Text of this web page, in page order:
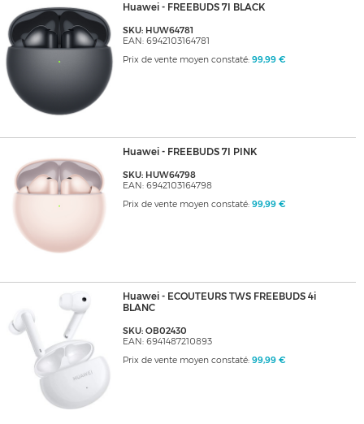
Huawei - FREEBUDS 7I BLACK
SKU: HUW64781
EAN: 6942103164781
Prix de vente moyen constaté: 99,99 €
Huawei - FREEBUDS 7I PINK
SKU: HUW64798
EAN: 6942103164798
Prix de vente moyen constaté: 99,99 €
Huawei - ECOUTEURS TWS FREEBUDS 4i
BLANC
SKU: OB02430
EAN: 6941487210893
Prix de vente moyen constaté: 99,99 €